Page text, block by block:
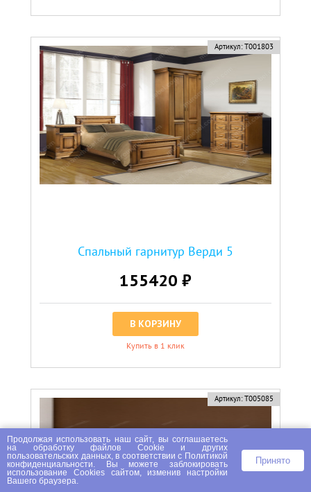
Артикул: Т001803
Спальный гарнитур Верди 5
155420 ₽
В КОРЗИНУ
Купить в 1 клик
Артикул: Т005085
Продолжая использовать наш сайт, вы соглашаетесь
на обработку файлов Сookie и других
пользовательских данных, в соответствии с Политикой
конфиденциальности . Вы можете заблокировать
использование Cookies сайтом, изменив настройки
Вашего браузера.
Принято